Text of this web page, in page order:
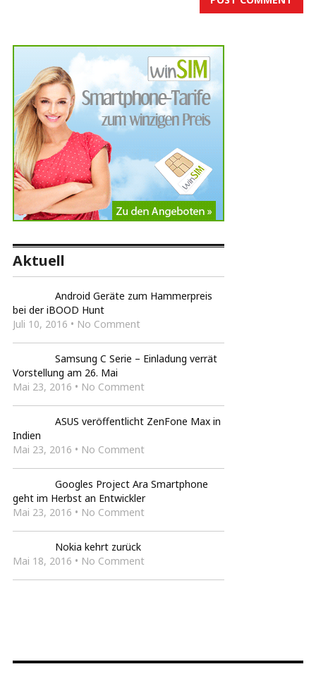
Aktuell
Android Geräte zum Hammerpreis
bei der iBOOD Hunt
Juli 10, 2016 • No Comment
Samsung C Serie – Einladung verrät
Vorstellung am 26. Mai
Mai 23, 2016 • No Comment
ASUS veröffentlicht ZenFone Max in
Indien
Mai 23, 2016 • No Comment
Googles Project Ara Smartphone
geht im Herbst an Entwickler
Mai 23, 2016 • No Comment
Nokia kehrt zurück
Mai 18, 2016 • No Comment